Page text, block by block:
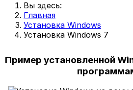
Вы здесь:
Главная
Установка Windows
Установка Windows 7
Пример установленной